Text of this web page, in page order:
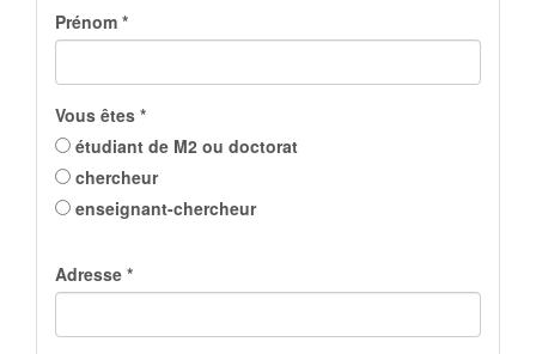
Prénom *
Vous êtes *
étudiant de M2 ou doctorat
chercheur
enseignant-chercheur
Adresse *